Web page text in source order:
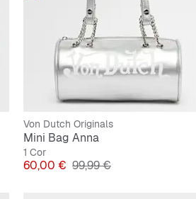
Von Dutch Originals
Mini Bag Anna
1 Cor
Preço
60,00 € Preço original
99,99 €